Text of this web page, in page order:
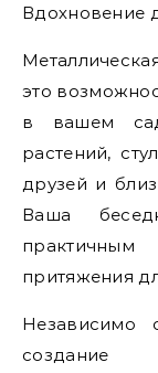
Вдохновение
это
в вашем
растений,
друзей и
Ваша
притяжения
Независимо
создание